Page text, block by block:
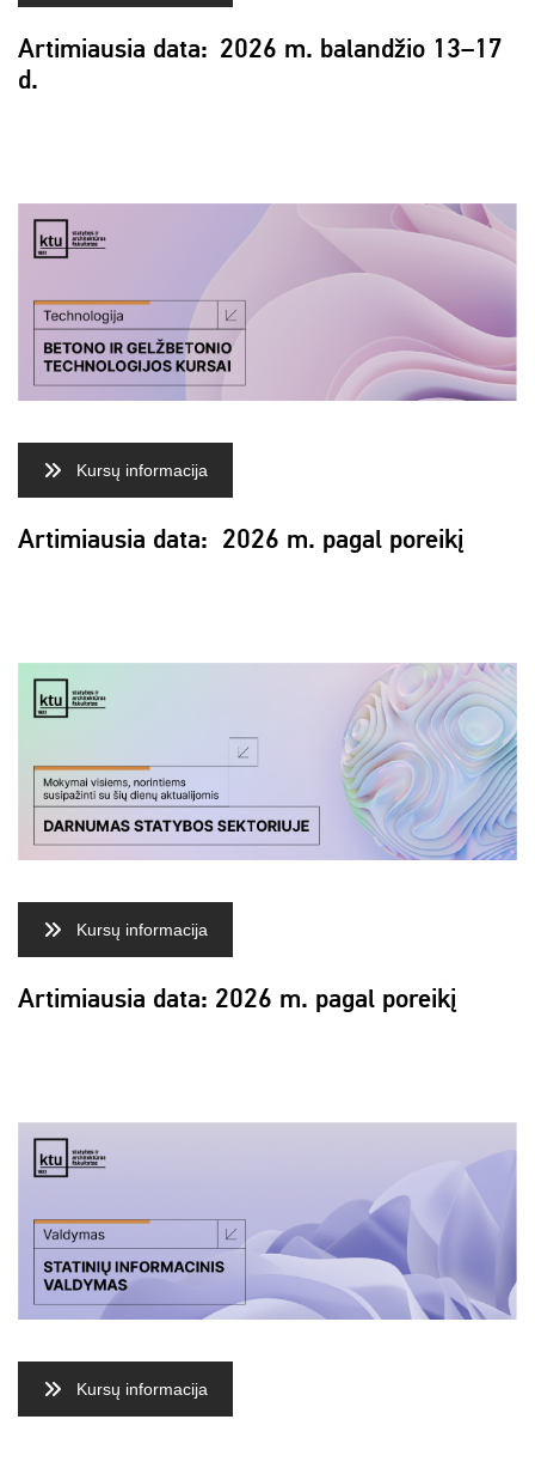
Artimiausia data: 2026 m. balandžio 13–17
d.
Kursų informacija
Artimiausia data: 2026 m. pagal poreikį
Kursų informacija
Artimiausia data: 2026 m. pagal poreikį
Kursų informacija